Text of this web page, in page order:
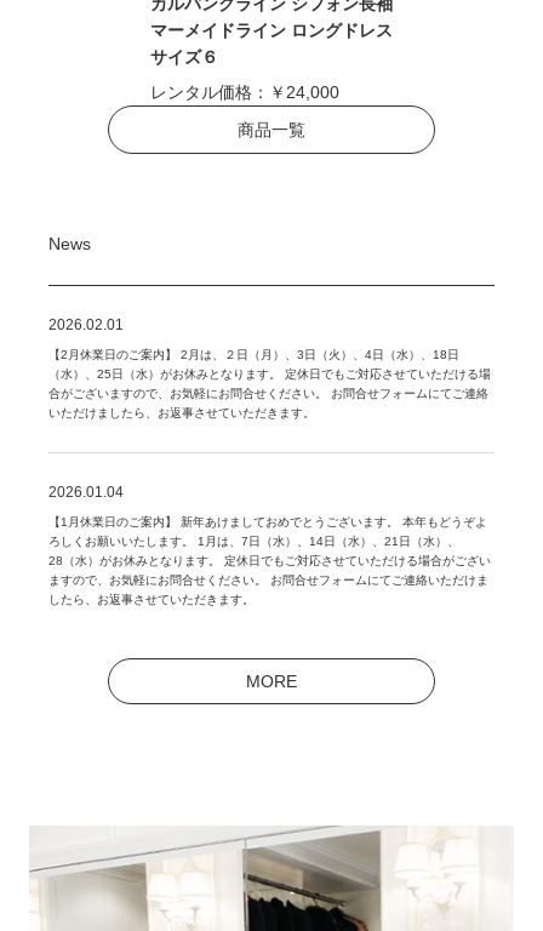
マーメイドライン ロングドレス
サイズ６
レンタル価格： ￥24,000
商品一覧
News
2026.02.01
【2月休業日のご案内】 2月は、２日（月）、3日（火）、4日（水）、18日
（水）、25日（水）がお休みとなります。 定休日でもご対応させていただける場
合がございますので、お気軽にお問合せください。 お問合せフォームにてご連絡
いただけましたら、お返事させていただきます。
2026.01.04
【1月休業日のご案内】 新年あけましておめでとうございます。 本年もどうぞよ
ろしくお願いいたします。 1月は、7日（水）、14日（水）、21日（水）、
28（水）がお休みとなります。 定休日でもご対応させていただける場合がござい
ますので、お気軽にお問合せください。 お問合せフォームにてご連絡いただけま
したら、お返事させていただきます。
MORE